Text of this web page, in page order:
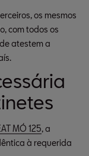
os mesmos
com todos os
atestem a
MÓ 125, a
à requerida